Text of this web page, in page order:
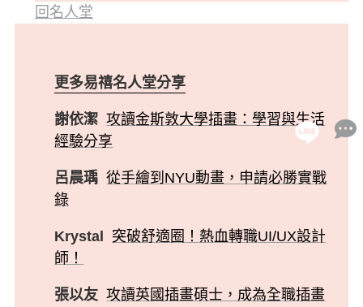
回名人堂
更多易禧名人堂分享
謝依潔 攻讀金斯敦大學插畫：學習與生活
經驗分享
呂晨瑀 從手繪到NYU動畫，申請必勝實戰
錄
Krystal 突破舒適圈！熱血轉職UI/UX設計
師！
張以友 攻讀英國插畫碩士，成為全職插畫